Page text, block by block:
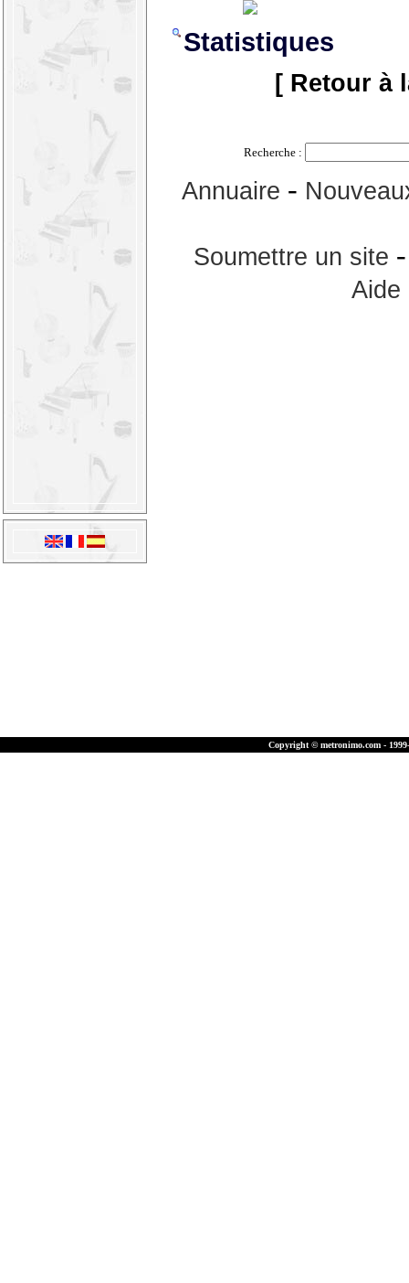
Statistiques
[ Retour à
Recherche :
Annuaire -
Soumettre un site
Aide
Copyright © metronimo.com -